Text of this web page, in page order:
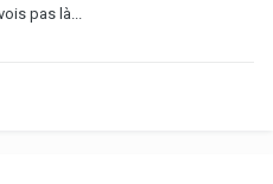
pas là...